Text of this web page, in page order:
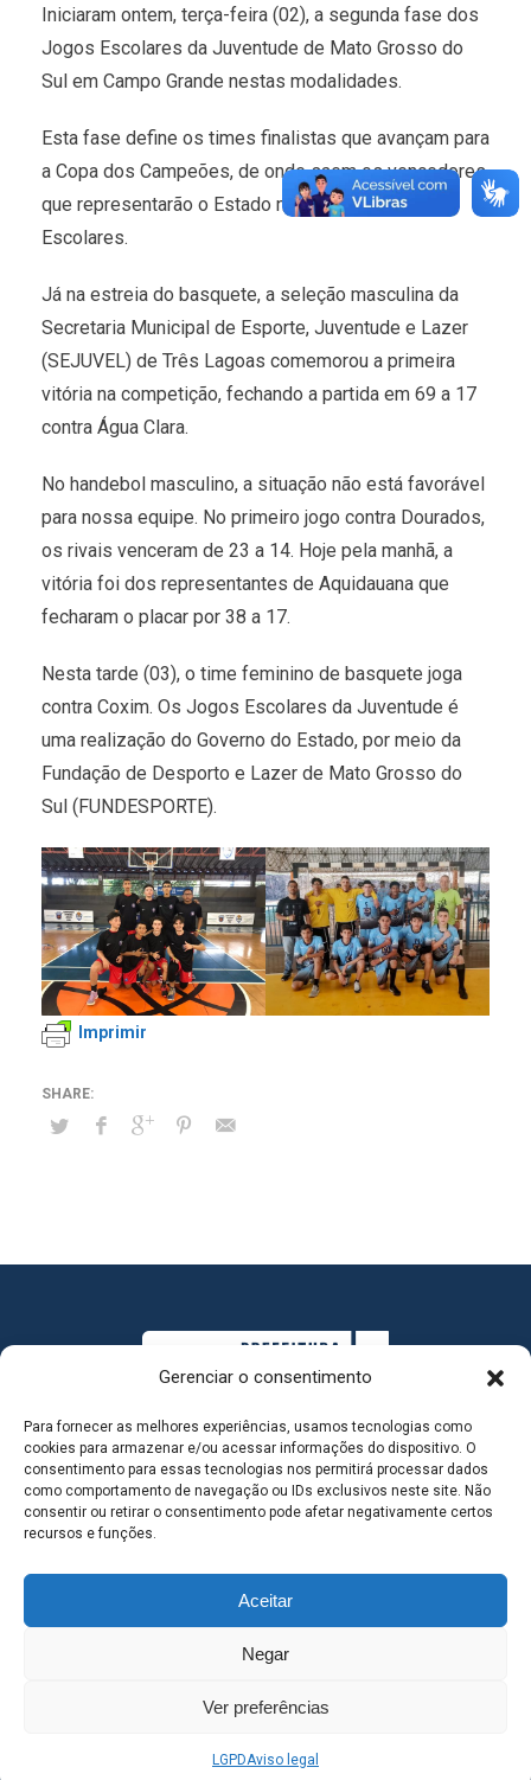
Gerenciar o consentimento
Para fornecer as melhores experiências, usamos tecnologias como
cookies para armazenar e/ou acessar informações do dispositivo. O
consentimento para essas tecnologias nos permitirá processar dados
como comportamento de navegação ou IDs exclusivos neste site. Não
consentir ou retirar o consentimento pode afetar negativamente certos
recursos e funções.
Aceitar
Negar
Ver preferências
LGPDAviso legal
Iniciaram ontem, terça-feira (02), a segunda fase dos
Jogos Escolares da Juventude de Mato Grosso do
Sul em Campo Grande nestas modalidades.
Esta fase define os times finalistas que avançam para
a Copa dos Campeões, de onde saem os vencedores
que representarão o Estado nos Jogos Brasileiros
Escolares.
Já na estreia do basquete, a seleção masculina da
Secretaria Municipal de Esporte, Juventude e Lazer
(SEJUVEL) de Três Lagoas comemorou a primeira
vitória na competição, fechando a partida em 69 a 17
contra Água Clara.
No handebol masculino, a situação não está favorável
para nossa equipe. No primeiro jogo contra Dourados,
os rivais venceram de 23 a 14. Hoje pela manhã, a
vitória foi dos representantes de Aquidauana que
fecharam o placar por 38 a 17.
Nesta tarde (03), o time feminino de basquete joga
contra Coxim. Os Jogos Escolares da Juventude é
uma realização do Governo do Estado, por meio da
Fundação de Desporto e Lazer de Mato Grosso do
Sul (FUNDESPORTE).
Imprimir
MAPA DO SITE
SEDE DO ADMINISTRATIVO MUNICIPAL - Avenida